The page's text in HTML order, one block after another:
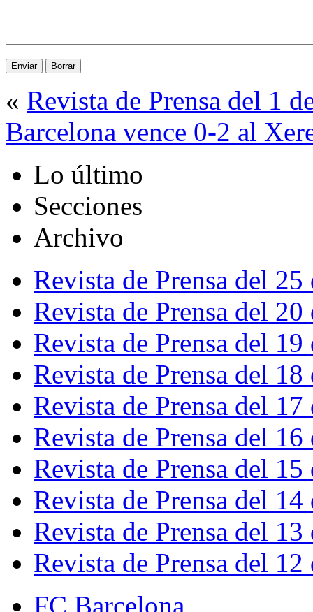
« Revista de Prensa del 1
Barcelona vence 0-2 al
Lo último
Secciones
Archivo
Revista de Prensa del
Revista de Prensa del
Revista de Prensa del
Revista de Prensa del
Revista de Prensa del
Revista de Prensa del
Revista de Prensa del
Revista de Prensa del
Revista de Prensa del
Revista de Prensa del
FC Barcelona